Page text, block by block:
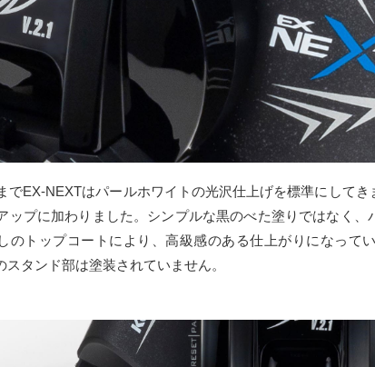
でEX-NEXTはパールホワイトの光沢仕上げを標準にして
ップに加わりました。シンプルな黒のべた塗りではなく、
のトップコートにより、高級感のある仕上がりになって
スタンド部は塗装されていません。